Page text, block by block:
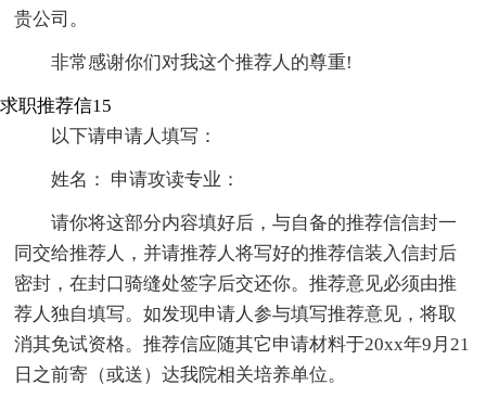
贵公司。
非常感谢你们对我这个推荐人的尊重!
求职推荐信15
以下请申请人填写：
姓名： 申请攻读专业：
请你将这部分内容填好后，与自备的推荐信信封一
同交给推荐人，并请推荐人将写好的推荐信装入信封后
密封，在封口骑缝处签字后交还你。推荐意见必须由推
荐人独自填写。如发现申请人参与填写推荐意见，将取
消其免试资格。推荐信应随其它申请材料于20xx年9月21
日之前寄（或送）达我院相关培养单位。